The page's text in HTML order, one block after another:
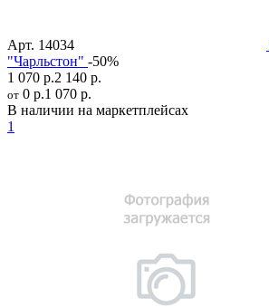
Арт. 14034
"Чарльстон" -50%
1 070 р.2 140 р.
от 0 р.1 070 р.
В наличии на маркетплейсах
1